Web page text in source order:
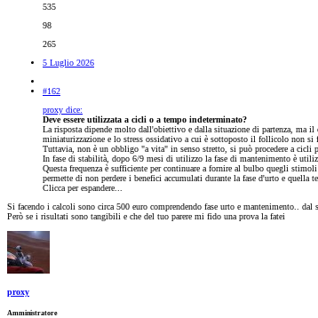
535
98
265
5 Luglio 2026
#162
proxy dice:
Deve essere utilizzata a cicli o a tempo indeterminato?
La risposta dipende molto dall'obiettivo e dalla situazione di partenza, ma
miniaturizzazione e lo stress ossidativo a cui è sottoposto il follicolo non si
Tuttavia, non è un obbligo "a vita" in senso stretto, si può procedere a cicli
In fase di stabilità, dopo 6/9 mesi di utilizzo la fase di mantenimento è
Questa frequenza è sufficiente per continuare a fornire al bulbo quegli
permette di non perdere i benefici accumulati durante la fase d'urto e quella
Clicca per espandere...
Si facendo i calcoli sono circa 500 euro comprendendo fase urto e mantenimento..
Però se i risultati sono tangibili e che del tuo parere mi fido una prova la fatei
proxy
Amministratore